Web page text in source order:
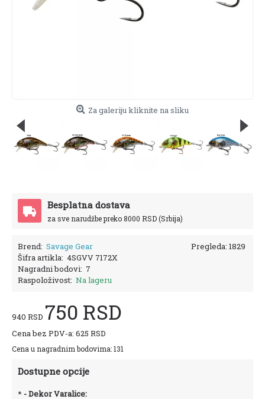
Za galeriju kliknite na sliku
Besplatna dostava
za sve narudžbe preko 8000 RSD (Srbija)
Pregleda: 1829
Brend: Savage Gear
Šifra artikla: 4SGVV 7172X
Nagradni bodovi: 7
Raspoloživost: Na lageru
940 RSD 750 RSD
Cena bez PDV-a: 625 RSD
Cena u nagradnim bodovima: 131
Dostupne opcije
* - Dekor Varalice: